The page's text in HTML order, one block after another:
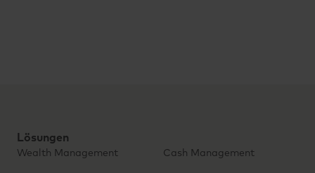
Lösungen
Wealth Management Cash Management